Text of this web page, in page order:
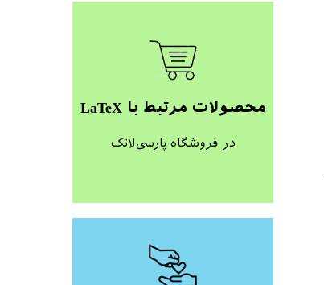
محصولات مرتبط با LaTeX
در فروشگاه پارسی‌لاتک